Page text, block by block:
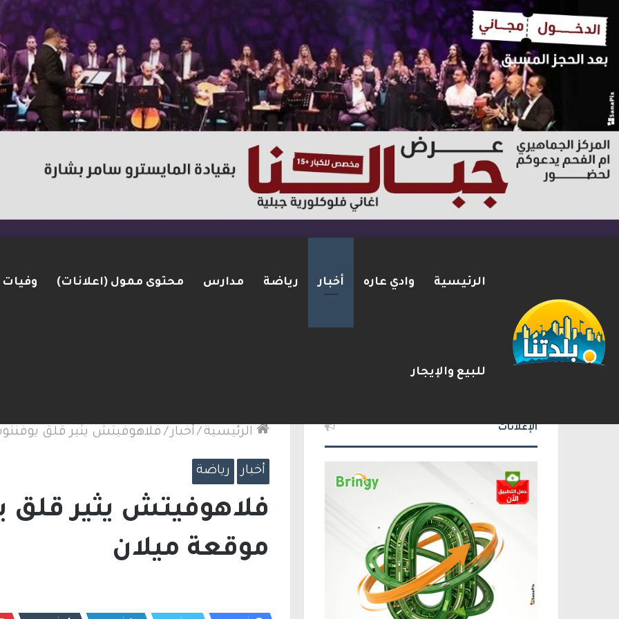
الرئيسية وادي عاره أخبار رياضة مدارس محتوى ممول (اعلانات) وفيات
للبيع والإيجار
2026-08-07 شريط الأخبار يوآف سيغالوفيتش يستقيل من الكنيست ويغادر “يش عتيد”.. وترقب لوجهته
الرئيسية / أخبار / فلاهوفيتش يثير قلق
أخبار رياضة
فلاهوفيتش يثير
موقعة ميلان
الإعلانات